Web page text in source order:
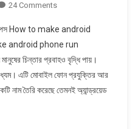
24 CommentsOn
ফোনের
RAM
বাড়ানোর
টিপস
How to make android
android phone run
চিন্তার প্রবাহও বৃদ্ধি পায়।
এটি মোবাইল ফোন প্রযুক্তির আর
নাম তৈরি করেছে তেমনই অ্যান্ড্রয়েড